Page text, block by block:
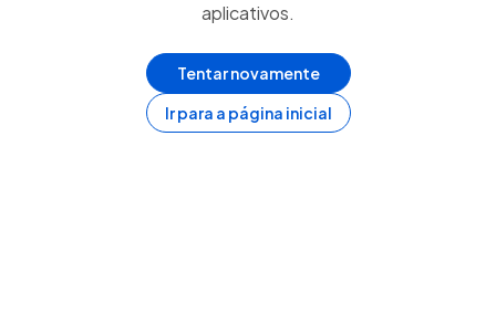
aplicativos.
Tentar novamente
Ir para a página inicial